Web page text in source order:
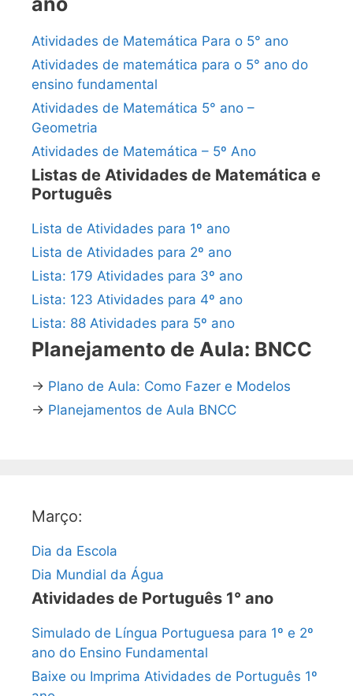
Atividades de Matemática Para o 5° ano
Atividades de matemática para o 5° ano do
ensino fundamental
Atividades de Matemática 5° ano –
Geometria
Atividades de Matemática – 5º Ano
Listas de Atividades de Matemática e
Português
Lista de Atividades para 1º ano
Lista de Atividades para 2º ano
Lista: 179 Atividades para 3º ano
Lista: 123 Atividades para 4º ano
Lista: 88 Atividades para 5º ano
Planejamento de Aula: BNCC
→ Plano de Aula: Como Fazer e Modelos
→ Planejamentos de Aula BNCC
Março:
Dia da Escola
Dia Mundial da Água
Atividades de Português 1° ano
Simulado de Língua Portuguesa para 1º e 2º
ano do Ensino Fundamental
Baixe ou Imprima Atividades de Português 1º